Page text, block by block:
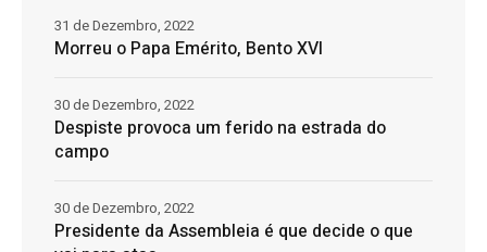
Morreu o Papa Emérito, Bento XVI
31 de Dezembro, 2022
Despiste provoca um ferido na estrada do
campo
30 de Dezembro, 2022
Presidente da Assembleia é que decide o que
30 de Dezembro, 2022